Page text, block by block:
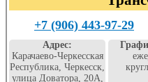
+7 (906) 443-97-29
Адрес:
Карачаево-Черкесская
Республика, Черкесск,
улица Доватора, 20А,